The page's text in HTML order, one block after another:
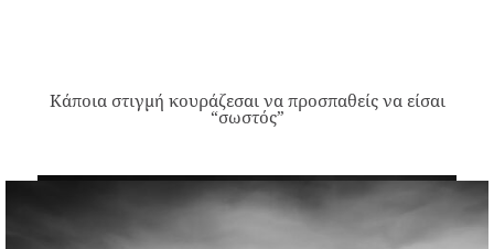
Κάποια στιγμή κουράζεσαι να προσπαθείς να είσαι
“σωστός”